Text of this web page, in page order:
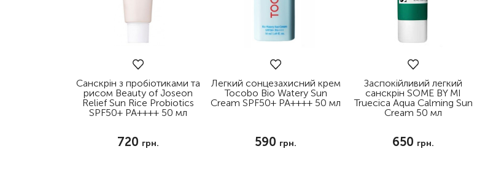
Санскрін з пробіотиками та
рисом Beauty of Joseon
Relief Sun Rice Probiotics
SPF50+ PA++++ 50 мл
720 грн.
Легкий сонцезахисний крем
Tocobo Bio Watery Sun
Cream SPF50+ PA++++ 50 мл
590 грн.
Заспокійливий легкий
санскрін SOME BY MI
Truecica Aqua Calming Sun
Cream 50 мл
650 грн.